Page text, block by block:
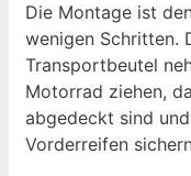
Die Montage ist
wenigen Schritten.
Transportbeutel
Motorrad ziehen,
abgedeckt sind
Vorderreifen